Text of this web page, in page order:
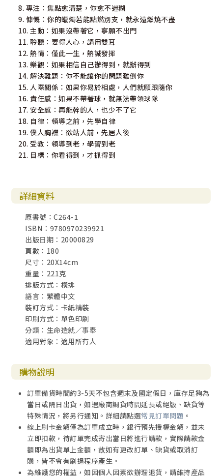
8. 專注：焦點愈清楚，你愈不迷糊
9. 慷慨：你的蠟燭若能點燃別支，就永遠燃燒不盡
10. 主動：如果沒帶著它，寧願不出門
11. 聆聽：要得人心，請用雙耳
12. 熱情：僅此一生，熱誠發揮
13. 樂觀：如果相信自己辦得到，就辦得到
14. 解決難題：你不能讓你的問題難倒你
15. 人際關係：如果你易於相處，人們就願跟隨你
16. 責任感：如果不帶著球，就無法帶領球隊
17. 安全感：再能幹的人，也少不了它
18. 自律：領導之前，先學自律
19. 僕人胸襟：欲站人前，先居人後
20. 受教：領導到老，學習到老
21. 目標：你看得到，才抓得到
詳細資料
原書號：C264-1
ISBN：9780970239921
出版日期：20000829
頁數：180
尺寸：20X14cm
重量：221克
排版方式：橫排
語言：繁體中文
裝訂方式：卡紙精裝
印刷方式：單色印刷
分類：生命造就／事奉
適用對象：適用所有人
購物說明
訂單備貨時間約3-5天不包含週末及國定假日，庫存足夠為
當日或隔日出貨，如遇廠商調貨時間延長或絕版、缺貨等
特殊情況，將另行通知。詳細請點選常見訂單問題 。
線上刷卡金額僅為訂單成立時，銀行預先授權金額，並未
立即扣款，待訂單完成寄出當日將進行請款，實際請款金
額即為出貨單上金額，故如有更改訂單、缺貨或取消訂
購，皆不會有刷退程序產生。
為維護您的權益，如因個人因素欲辦理退貨，請維持產品